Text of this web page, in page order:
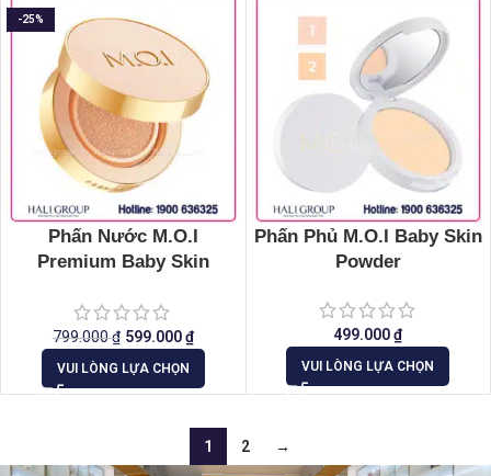
-25%
Phấn Nước M.O.I
Premium Baby Skin
799.000₫ 599.000₫
VUI LÒNG LỰA CHỌN
Phấn Phủ M.O.I Baby Skin
Powder
499.000₫
VUI LÒNG LỰA CHỌN
1 2 →